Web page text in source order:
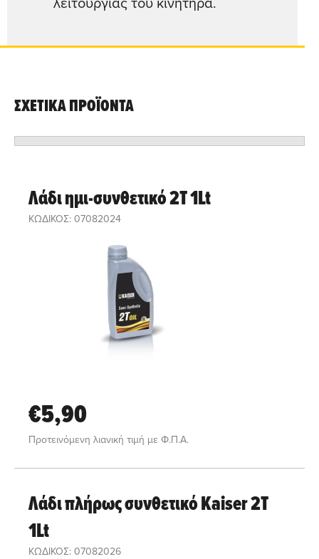
ΣΧΕΤΙΚΑ ΠΡΟΪΟΝΤΑ
Λάδι ημι-συνθετικό 2T 1Lt
ΚΩΔΙΚΟΣ: 07082024
€5,90
Προτεινόμενη λιανική τιμή με Φ.Π.Α.
Λάδι πλήρως συνθετικό Kaiser 2T
1Lt
ΚΩΔΙΚΟΣ: 07082026